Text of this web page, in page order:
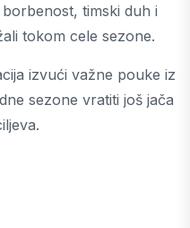
timski duh i
tokom cele sezone.
izvući važne pouke iz
sezone vratiti još jača